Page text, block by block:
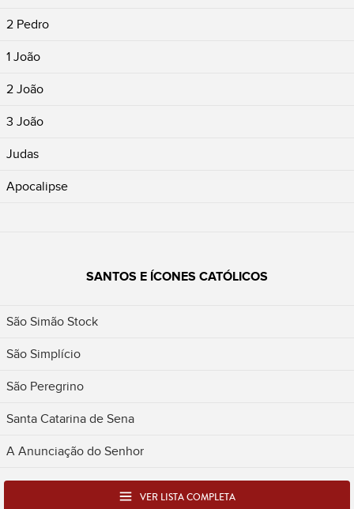
2 Pedro
1 João
2 João
3 João
Judas
Apocalipse
SANTOS E ÍCONES CATÓLICOS
São Simão Stock
São Simplício
São Peregrino
Santa Catarina de Sena
A Anunciação do Senhor
VER LISTA COMPLETA